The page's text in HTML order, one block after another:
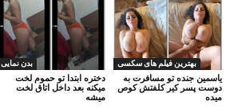
بدن نمایی
دختره ابتدا تو حموم لخت
میکنه بعد داخل اتاق لخت
میشه
بهترین فیلم های سکسی
یاسمین جنده تو مسافرت به
دوست پسر کیر کلفتش کوص
میده